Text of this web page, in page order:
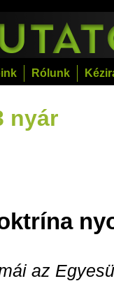
Rólunk
nyár
az